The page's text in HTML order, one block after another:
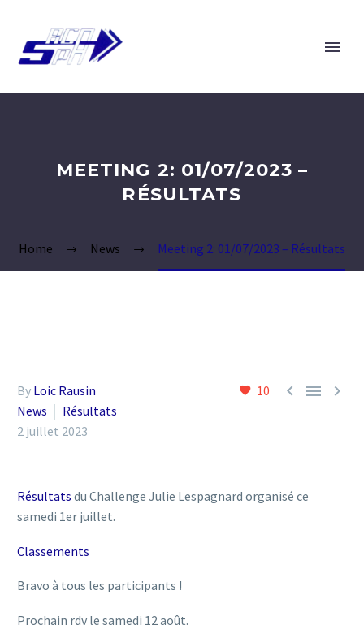
MEETING 2: 01/07/2023 –
RÉSULTATS
Home News Meeting 2: 01/07/2023 – Résultats
10   
By Loic Rausin
News
Résultats
2 juillet 2023
Résultats du Challenge Julie Lespagnard organisé ce
samedi 1er juillet.
Classements
Bravo à tous les participants !
Prochain rdv le samedi 12 août.